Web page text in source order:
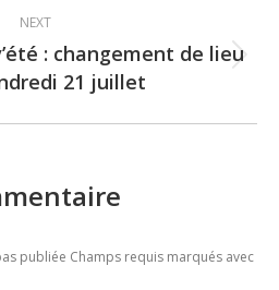
NEXT
Next
post:
: changement de lieu
21 juillet
publiée Champs requis marqués avec